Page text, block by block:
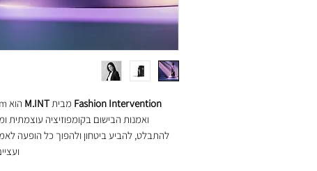
Fashion Intervention מבית M.INT
ואמנות הבישום בקומפוזיציה עוצמתית
להתבלט, להביע ביטחון ולהפוך כל הופעה